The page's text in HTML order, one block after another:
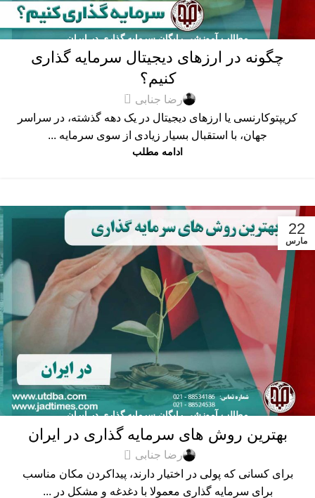
مطالب آموزشی رایگان سرمایه گذاری در ایران
چگونه در ارزهای دیجیتال سرمایه گذاری
کنیم؟
رضا جنابی 0
کریپتوکارنسی یا ارزهای دیجیتال در یک دهه گذشته، در سراسر
جهان، با استقبال بسیار زیادی از سوی سرمایه ...
ادامه مطلب
22
مارس
مطالب آموزشی رایگان سرمایه گذاری در ایران
بهترین روش های سرمایه گذاری در ایران
رضا جنابی 0
برای کسانی که پولی در اختیار دارند، پیداکردن مکان مناسب
برای سرمایه گذاری معمولا با دغدغه و مشکل در ...